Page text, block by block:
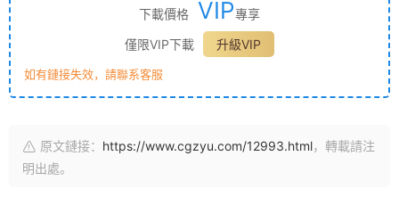
下載價格 VIP專享
僅限VIP下載
升級VIP
如有鏈接失效，請聯系客服
原文鏈接： https://www.cgzyu.com/12993.html，轉載請注
明出處。